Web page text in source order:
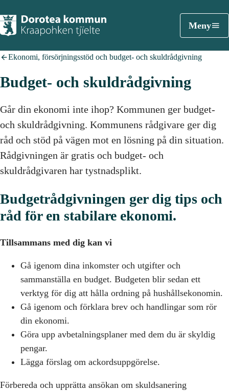
Meny
Ekonomi, försörjningsstöd och budget- och skuldrådgivning
Budget- och skuldrådgivning
Går din ekonomi inte ihop? Kommunen ger budget-
och skuldrådgivning. Kommunens rådgivare ger dig
råd och stöd på vägen mot en lösning på din situation.
Rådgivningen är gratis och budget- och
skuldrådgivaren har tystnadsplikt.
Budgetrådgivningen ger dig tips och
råd för en stabilare ekonomi.
Tillsammans med dig kan vi
Gå igenom dina inkomster och utgifter och
sammanställa en budget. Budgeten blir sedan ett
verktyg för dig att hålla ordning på hushållsekonomin.
Gå igenom och förklara brev och handlingar som rör
din ekonomi.
Göra upp avbetalningsplaner med dem du är skyldig
pengar.
Lägga förslag om ackordsuppgörelse.
Förbereda och upprätta ansökan om skuldsanering